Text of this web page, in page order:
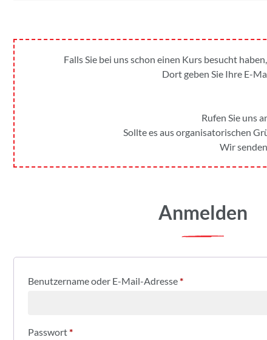
Falls Sie bei uns schon einen Kurs besucht
Dort geben Sie Ihre E-
Rufen Sie uns
Sollte es aus organisatorischen
Wir
Anmelden
Benutzername oder E-Mail-Adresse*
Passwort*